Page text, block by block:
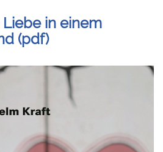
in einem
(pdf)